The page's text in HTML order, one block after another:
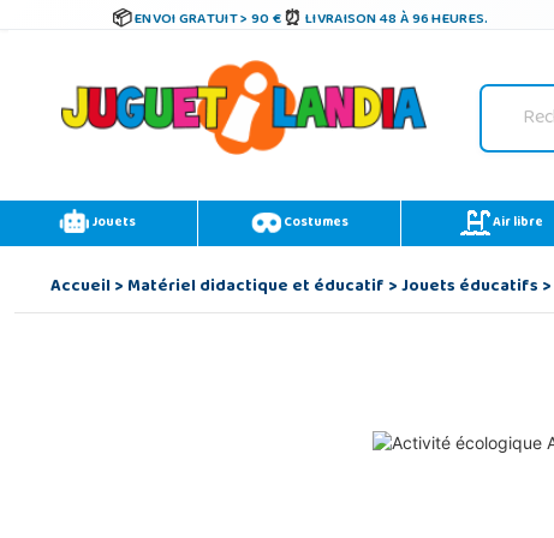
ENVOI GRATUIT > 90 € LIVRAISON 48 À 96 HEURES.
Jouets Costumes Air libre
Accueil>Matériel didactique et éducatif>Jouets éducatifs>